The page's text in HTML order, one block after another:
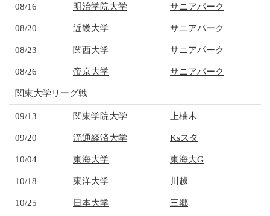
08/16 明治学院大学 サニアパーク
08/20 近畿大学 サニアパーク
08/23 関西大学 サニアパーク
08/26 帝京大学 サニアパーク
関東大学リーグ戦
09/13 関東学院大学 上柚木
09/20 流通経済大学 Ksスタ
10/04 東海大学 東海大G
10/18 東洋大学 川越
10/25 日本大学 三郷